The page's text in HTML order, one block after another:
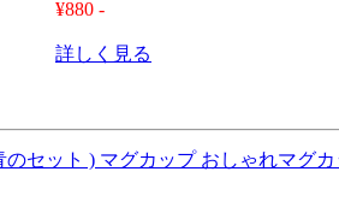
¥880 -
詳しく見る
セット ) マグカップ おしゃれマグ